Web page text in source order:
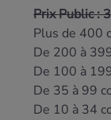
Prix Public :
Plus de 400
De 200 à
De 100 à
De 35 à 99
De 10 à 34